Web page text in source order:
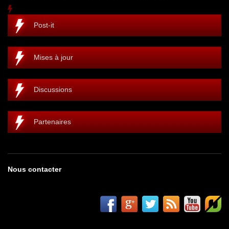
Post-it
Mises à jour
Discussions
Partenaires
Nous contacter